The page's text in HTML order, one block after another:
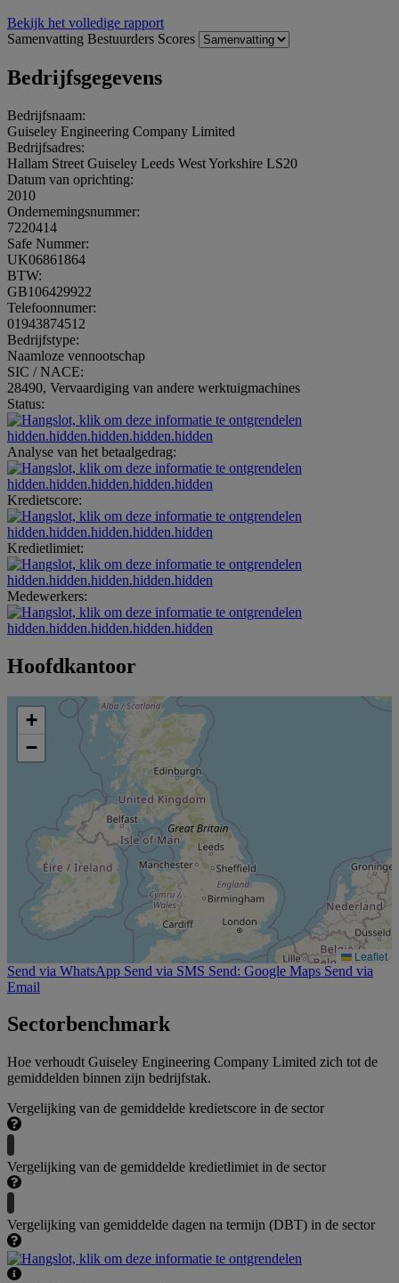
Bekijk het volledige rapport
Samenvatting Bestuurders Scores
Bedrijfsgegevens
Bedrijfsnaam:
Guiseley Engineering Company Limited
Bedrijfsadres:
Hallam Street Guiseley Leeds West Yorkshire LS20
Datum van oprichting:
2010
Ondernemingsnummer:
7220414
Safe Nummer:
UK06861864
BTW:
GB106429922
Telefoonnumer:
01943874512
Bedrijfstype:
Naamloze vennootschap
SIC / NACE:
28490, Vervaardiging van andere werktuigmachines
Status:
hidden.hidden.hidden.hidden.hidden
Analyse van het betaalgedrag:
hidden.hidden.hidden.hidden.hidden
Kredietscore:
hidden.hidden.hidden.hidden.hidden
Kredietlimiet:
hidden.hidden.hidden.hidden.hidden
Medewerkers:
hidden.hidden.hidden.hidden.hidden
Hoofdkantoor
+
−
Leaflet
Send via WhatsApp Send via SMS Send: Google Maps Send via
Email
Sectorbenchmark
Hoe verhoudt Guiseley Engineering Company Limited zich tot de
gemiddelden binnen zijn bedrijfstak.
Vergelijking van de gemiddelde kredietscore in de sector
Vergelijking van de gemiddelde kredietlimiet in de sector
Vergelijking van gemiddelde dagen na termijn (DBT) in de sector